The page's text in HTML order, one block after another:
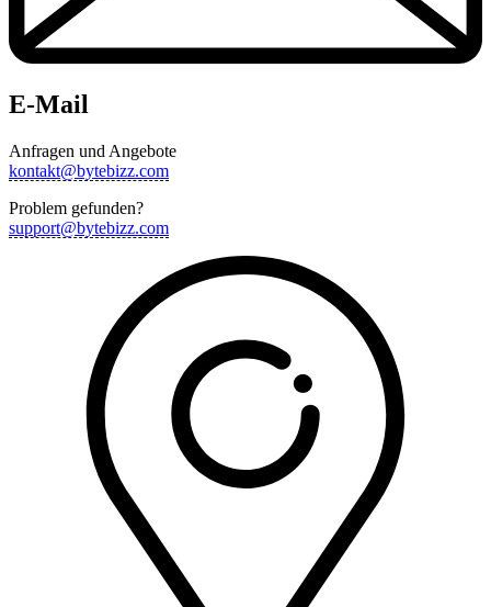
E-Mail
Anfragen und Angebote
kontakt@bytebizz.com
Problem gefunden?
support@bytebizz.com